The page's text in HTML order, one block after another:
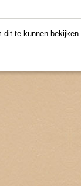
dit te kunnen bekijken.